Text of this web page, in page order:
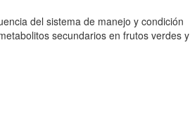
del sistema de manejo y condición
secundarios en frutos verdes y